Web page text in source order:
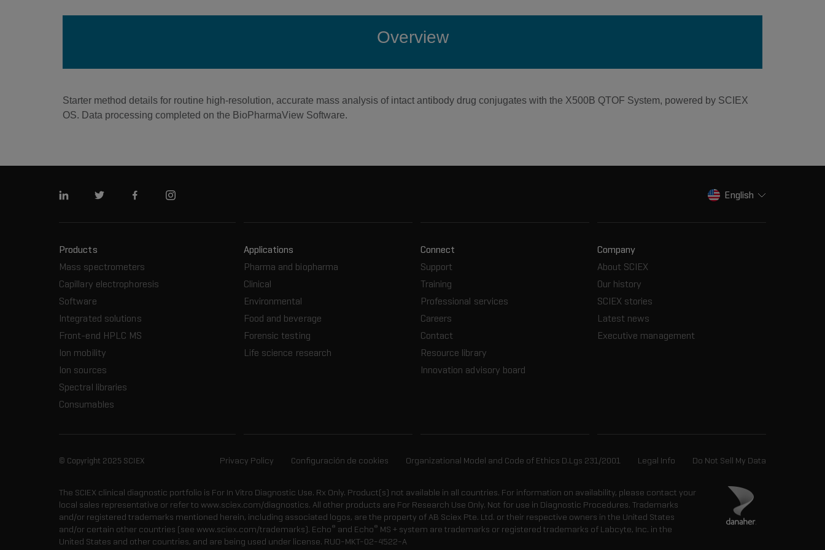
Overview
Starter method details for routine high-resolution, accurate mass analysis of intact antibody drug conjugates with the X500B QTOF System, powered by SCIEX
OS. Data processing completed on the BioPharmaView Software.
Linkedin Twitter FacebookInstagram English
Products
Mass spectrometers
Capillary electrophoresis
Software
Integrated solutions
Front-end HPLC MS
Ion mobility
Ion sources
Spectral libraries
Consumables
Applications
Pharma and biopharma
Clinical
Environmental
Food and beverage
Forensic testing
Life science research
Connect
Support
Training
Professional services
Careers
Contact
Resource library
Innovation advisory board
Company
About SCIEX
Our history
SCIEX stories
Latest news
Executive management
© Copyright 2025 SCIEX Privacy Policy Configuración de cookies Organizational Model and Code of Ethics D.Lgs 231/2001 Legal Info Do Not Sell My Data
The SCIEX clinical diagnostic portfolio is For In Vitro Diagnostic Use. Rx Only. Product(s) not available in all countries. For information on availability, please contact your
local sales representative or refer to www.sciex.com/diagnostics. All other products are For Research Use Only. Not for use in Diagnostic Procedures. Trademarks
and/or registered trademarks mentioned herein, including associated logos, are the property of AB Sciex Pte. Ltd. or their respective owners in the United States
and/or certain other countries (see www.sciex.com/trademarks). Echo® and Echo® MS + system are trademarks or registered trademarks of Labcyte, Inc. in the
United States and other countries, and are being used under license. RUO-MKT-02-4522-A